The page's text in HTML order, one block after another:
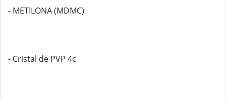
- METILONA (MDMC)
- Cristal de PVP 4c